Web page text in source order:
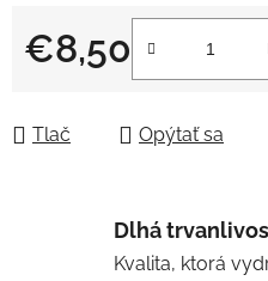
€8,50
Jednotková cena:
Tlač Opýtať sa
Dlhá
Kvalita, ktorá